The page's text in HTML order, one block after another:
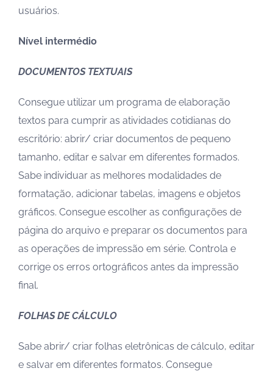
usuários.
Nível intermédio
DOCUMENTOS TEXTUAIS
Consegue utilizar um programa de elaboração
textos para cumprir as atividades cotidianas do
escritório: abrir/ criar documentos de pequeno
tamanho, editar e salvar em diferentes formados.
Sabe individuar as melhores modalidades de
formatação, adicionar tabelas, imagens e objetos
gráficos. Consegue escolher as configurações de
página do arquivo e preparar os documentos para
as operações de impressão em série. Controla e
corrige os erros ortográficos antes da impressão
final.
FOLHAS DE CÁLCULO
Sabe abrir/ criar folhas eletrônicas de cálculo, editar
e salvar em diferentes formatos. Consegue